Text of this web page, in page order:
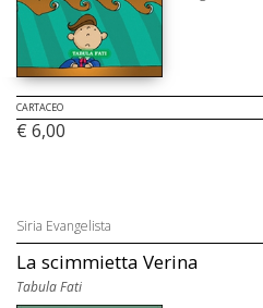
CARTACEO
€ 6,00
Siria Evangelista
La scimmietta Verina
Tabula Fati